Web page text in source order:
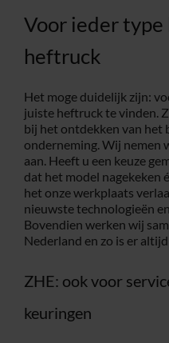
Voor ieder type
heftruck
Het moge duidelijk zijn:
juiste heftruck te vinden.
bij het ontdekken van het
onderneming. Wij nemen
aan. Heeft u een keuze
dat het model nagekeken
het onze werkplaats
nieuwste technologieën
Bovendien werken wij
Nederland en zo is er
ZHE: ook voor
keuringen